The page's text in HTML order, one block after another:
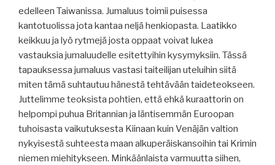
edelleen Taiwanissa. Jumaluus toimii puisessa
kantotuolissa jota kantaa neljä henkiopasta. Laatikko
keikkuu ja lyö rytmejä josta oppaat voivat lukea
vastauksia jumaluudelle esitettyihin kysymyksiin. Tässä
tapauksessa jumaluus vastasi taiteilijan uteluihin siitä
miten tämä suhtautuu hänestä tehtävään taideteokseen.
Juttelimme teoksista pohtien, että ehkä kuraattorin on
helpompi puhua Britannian ja läntisemmän Euroopan
tuhoisasta vaikutuksesta Kiinaan kuin Venäjän valtion
nykyisestä suhteesta maan alkuperäiskansoihin tai Krimin
niemen miehitykseen. Minkäänlaista varmuutta siihen,